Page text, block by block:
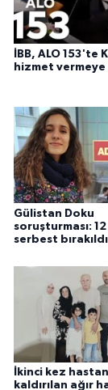
İBB, ALO 153'te
hizmet vermeye
Gülistan Doku
soruşturması:
serbest bırakıldı
İkinci kez
kaldırılan ağır